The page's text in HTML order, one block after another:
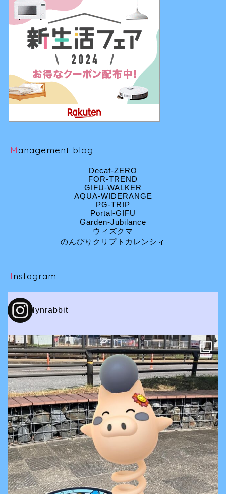
Management blog
Decaf-ZERO
FOR-TREND
GIFU-WALKER
AQUA-WIDERANGE
PG-TRIP
Portal-GIFU
Garden-Jubilance
ウィズクマ
のんびりクリプトカレンシィ
Instagram
lynrabbit